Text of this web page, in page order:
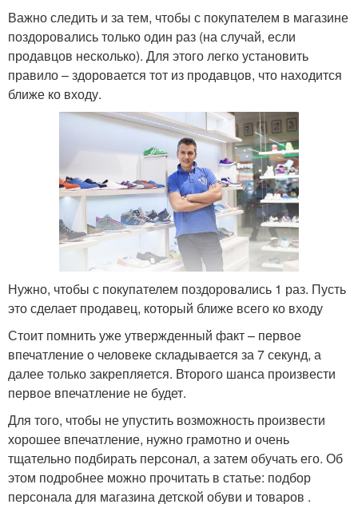
Важно следить и за тем, чтобы с покупателем в магазине
поздоровались только один раз (на случай, если
продавцов несколько). Для этого легко установить
правило – здоровается тот из продавцов, что находится
ближе ко входу.
Нужно, чтобы с покупателем поздоровались 1 раз. Пусть
это сделает продавец, который ближе всего ко входу
Стоит помнить уже утвержденный факт – первое
впечатление о человеке складывается за 7 секунд, а
далее только закрепляется. Второго шанса произвести
первое впечатление не будет.
Для того, чтобы не упустить возможность произвести
хорошее впечатление, нужно грамотно и очень
тщательно подбирать персонал, а затем обучать его. Об
этом подробнее можно прочитать в статье: подбор
персонала для магазина детской обуви и товаров .